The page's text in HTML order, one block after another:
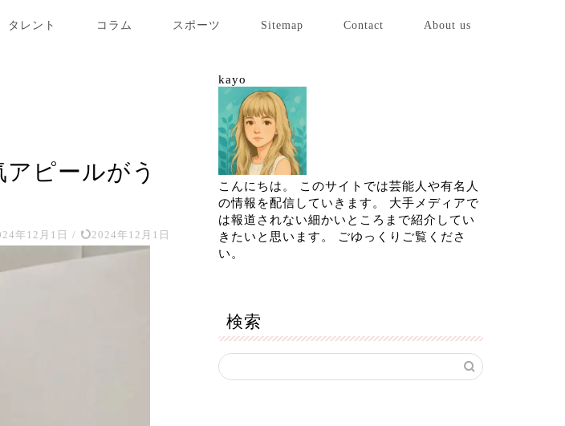
タレント コラム スポーツ Sitemap Contact About us
ピールがう
年12月1日 / 2024年12月1日
kayo
こんにちは。 このサイトでは芸能人や有名人
の情報を配信していきます。 大手メディアで
は報道されない細かいところまで紹介してい
きたいと思います。 ごゆっくりご覧くださ
い。
検索